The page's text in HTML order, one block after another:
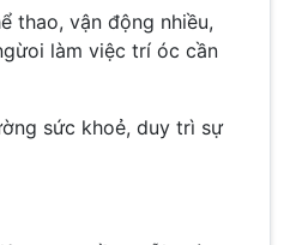
thao, vận động nhiều,
làm việc trí óc cần
sức khoẻ, duy trì sự